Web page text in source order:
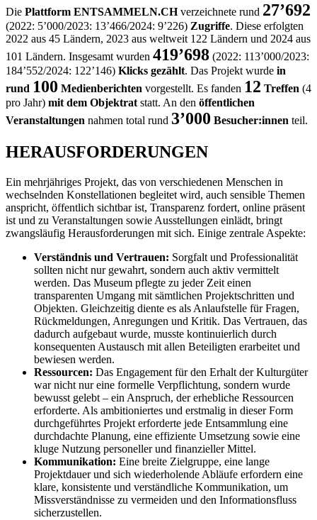
Die Plattform ENTSAMMELN.CHverzeichnete rund 27’692
(2022: 5’000/2023: 13’466/2024: 9’226) Zugriffe. Diese erfolgten
2022 aus 45 Ländern, 2023 aus weltweit 122 Ländern und 2024 aus
101 Ländern. Insgesamt wurden 419’698 (2022: 113’000/2023:
184’552/2024: 122’146) Klicks gezählt. Das Projekt wurde in
rund 100 Medienberichten vorgestellt. Es fanden 12 Treffen (4
pro Jahr) mit dem Objektrat statt. An den öffentlichen
Veranstaltungen nahmen total rund 3’000 Besucher:innen teil.
HERAUSFORDERUNGEN
Ein mehrjähriges Projekt, das von verschiedenen Menschen in
wechselnden Konstellationen begleitet wird, auch sensible Themen
anspricht, öffentlich sichtbar ist, Transparenz fordert, online präsent
ist und zu Veranstaltungen sowie Ausstellungen einlädt, bringt
zwangsläufig Herausforderungen mit sich. Einige zentrale Aspekte:
Verständnis und Vertrauen: Sorgfalt und Professionalität
sollten nicht nur gewahrt, sondern auch aktiv vermittelt
werden. Das Museum pflegte zu jeder Zeit einen
transparenten Umgang mit sämtlichen Projektschritten und
Objekten. Gleichzeitig diente es als Anlaufstelle für Fragen,
Rückmeldungen, Anregungen und Kritik. Das Vertrauen, das
dadurch aufgebaut wurde, musste kontinuierlich durch
konsequenten Austausch mit allen Beteiligten erarbeitet und
bewiesen werden.
Ressourcen: Das Engagement für den Erhalt der Kulturgüter
war nicht nur eine formelle Verpflichtung, sondern wurde
bewusst gelebt – ein Anspruch, der erhebliche Ressourcen
erforderte. Als ambitioniertes und erstmalig in dieser Form
durchgeführtes Projekt erforderte jede Entsammlung eine
durchdachte Planung, eine effiziente Umsetzung sowie eine
kluge Nutzung personeller und finanzieller Mittel.
Kommunikation: Eine breite Zielgruppe, eine lange
Projektdauer und sich wiederholende Abläufe erfordern eine
klare, konsistente und verständliche Kommunikation, um
Missverständnisse zu vermeiden und den Informationsfluss
sicherzustellen.